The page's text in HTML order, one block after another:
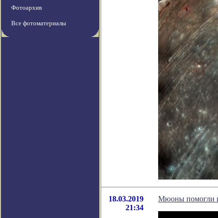
Фотоархив
Все фотоматериалы
18.03.2019
21:34
Мюоны помогли